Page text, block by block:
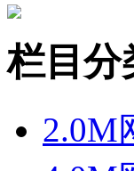
栏目分
2.0M